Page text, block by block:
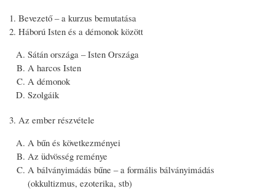
Bevezető – a kurzus bemutatása
Háború Isten és a démonok között
Sátán országa – Isten Országa
A harcos Isten
A démonok
Szolgáik
Az ember részvétele
A bűn és következményei
Az üdvösség reménye
A bálványimádás bűne – a formális bálványimádás
(okkultizmus, ezoterika, stb)